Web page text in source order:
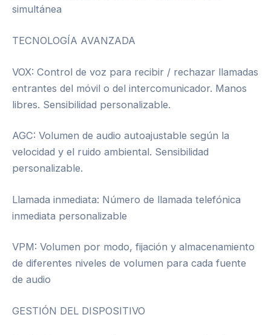
simultánea
TECNOLOGÍA AVANZADA
VOX: Control de voz para recibir / rechazar llamadas
entrantes del móvil o del intercomunicador. Manos
libres. Sensibilidad personalizable.
AGC: Volumen de audio autoajustable según la
velocidad y el ruido ambiental. Sensibilidad
personalizable.
Llamada inmediata: Número de llamada telefónica
inmediata personalizable
VPM: Volumen por modo, fijación y almacenamiento
de diferentes niveles de volumen para cada fuente
de audio
GESTIÓN DEL DISPOSITIVO